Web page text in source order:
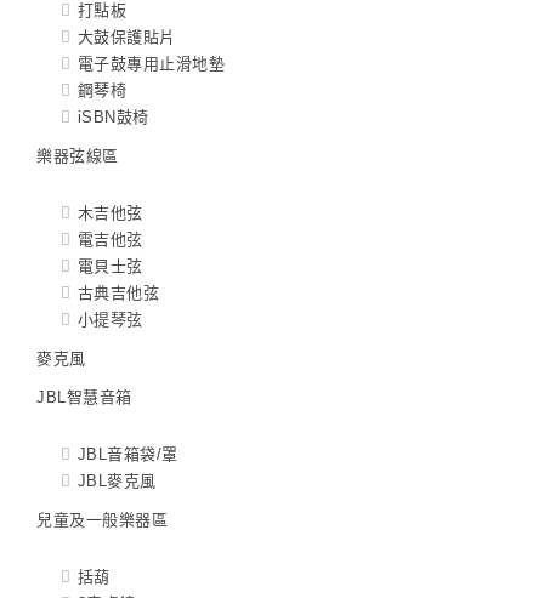
打點板
大鼓保護貼片
電子鼓專用止滑地墊
鋼琴椅
iSBN鼓椅
樂器弦線區
木吉他弦
電吉他弦
電貝士弦
古典吉他弦
小提琴弦
麥克風
JBL智慧音箱
JBL音箱袋/罩
JBL麥克風
兒童及一般樂器區
括葫